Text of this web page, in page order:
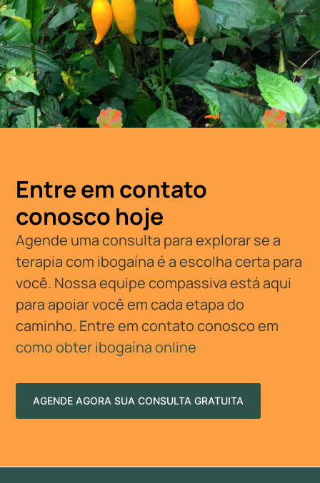
Entre em contato
conosco hoje
Agende uma consulta para explorar se a
terapia com ibogaína é a escolha certa para
você. Nossa equipe compassiva está aqui
para apoiar você em cada etapa do
caminho. Entre em contato conosco em
como obter ibogaína online
AGENDE AGORA SUA CONSULTA GRATUITA